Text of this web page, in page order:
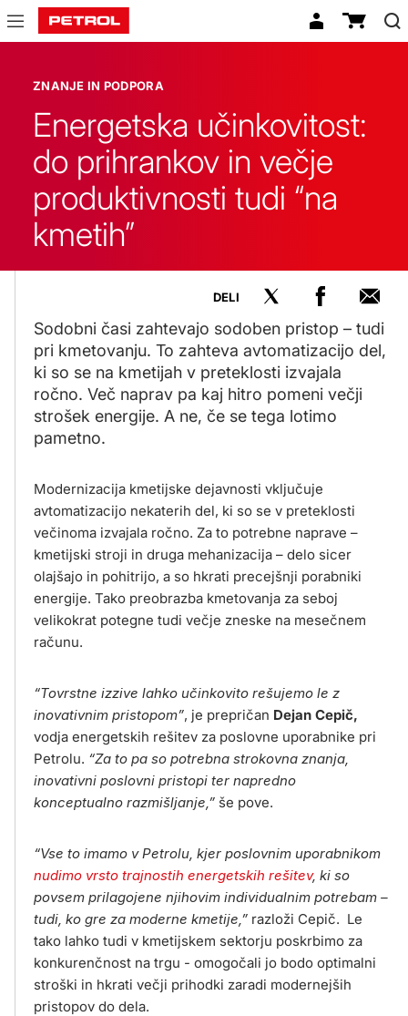
Znanje
podpora
ZNANJE IN PODPORA
Energetska učinkovitost:
do prihrankov in večje
produktivnosti tudi “na
kmetih”
Sodobni časi zahtevajo sodoben pristop – tudi
pri kmetovanju. To zahteva avtomatizacijo del,
ki so se na kmetijah v preteklosti izvajala
ročno. Več naprav pa kaj hitro pomeni večji
strošek energije. A ne, če se tega lotimo
pametno.
Modernizacija kmetijske dejavnosti vključuje
avtomatizacijo nekaterih del, ki so se v preteklosti
večinoma izvajala ročno. Za to potrebne naprave –
kmetijski stroji in druga mehanizacija – delo sicer
olajšajo in pohitrijo, a so hkrati precejšnji porabniki
energije. Tako preobrazba kmetovanja za seboj
velikokrat potegne tudi večje zneske na mesečnem
računu.
“Tovrstne izzive lahko učinkovito rešujemo le z
inovativnim pristopom”, je prepričan Dejan Cepič,
vodja energetskih rešitev za poslovne uporabnike pri
Petrolu. “Za to pa so potrebna strokovna znanja,
inovativni poslovni pristopi ter napredno
konceptualno razmišljanje,” še pove.
“Vse to imamo v Petrolu, kjer poslovnim uporabnikom
nudimo vrsto trajnostih energetskih rešitev, ki so
povsem prilagojene njihovim individualnim potrebam –
tudi, ko gre za moderne kmetije,” razloži Cepič. Le
tako lahko tudi v kmetijskem sektorju poskrbimo za
konkurenčnost na trgu - omogočali jo bodo optimalni
stroški in hkrati večji prihodki zaradi modernejših
pristopov do dela.
DELI